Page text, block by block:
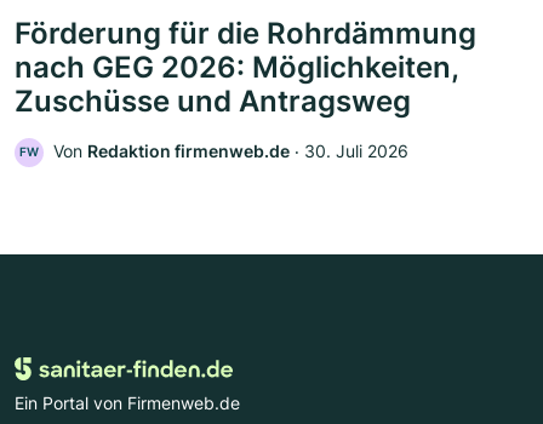
Förderung für die Rohrdämmung
nach GEG 2026: Möglichkeiten,
Zuschüsse und Antragsweg
FW Von Redaktion firmenweb.de ‧ 30. Juli 2026
Ein Portal von Firmenweb.de